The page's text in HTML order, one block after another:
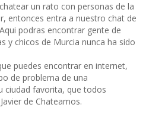
un rato con personas de la
entonces entra a nuestro chat de
podras encontrar gente de
y chicos de Murcia nunca ha sido
puedes encontrar en internet,
de problema de una
ciudad favorita, que todos
de Chateamos.